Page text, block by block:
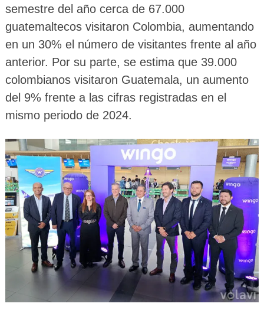
semestre del año cerca de 67.000
guatemaltecos visitaron Colombia, aumentando
en un 30% el número de visitantes frente al año
anterior. Por su parte, se estima que 39.000
colombianos visitaron Guatemala, un aumento
del 9% frente a las cifras registradas en el
mismo periodo de 2024.